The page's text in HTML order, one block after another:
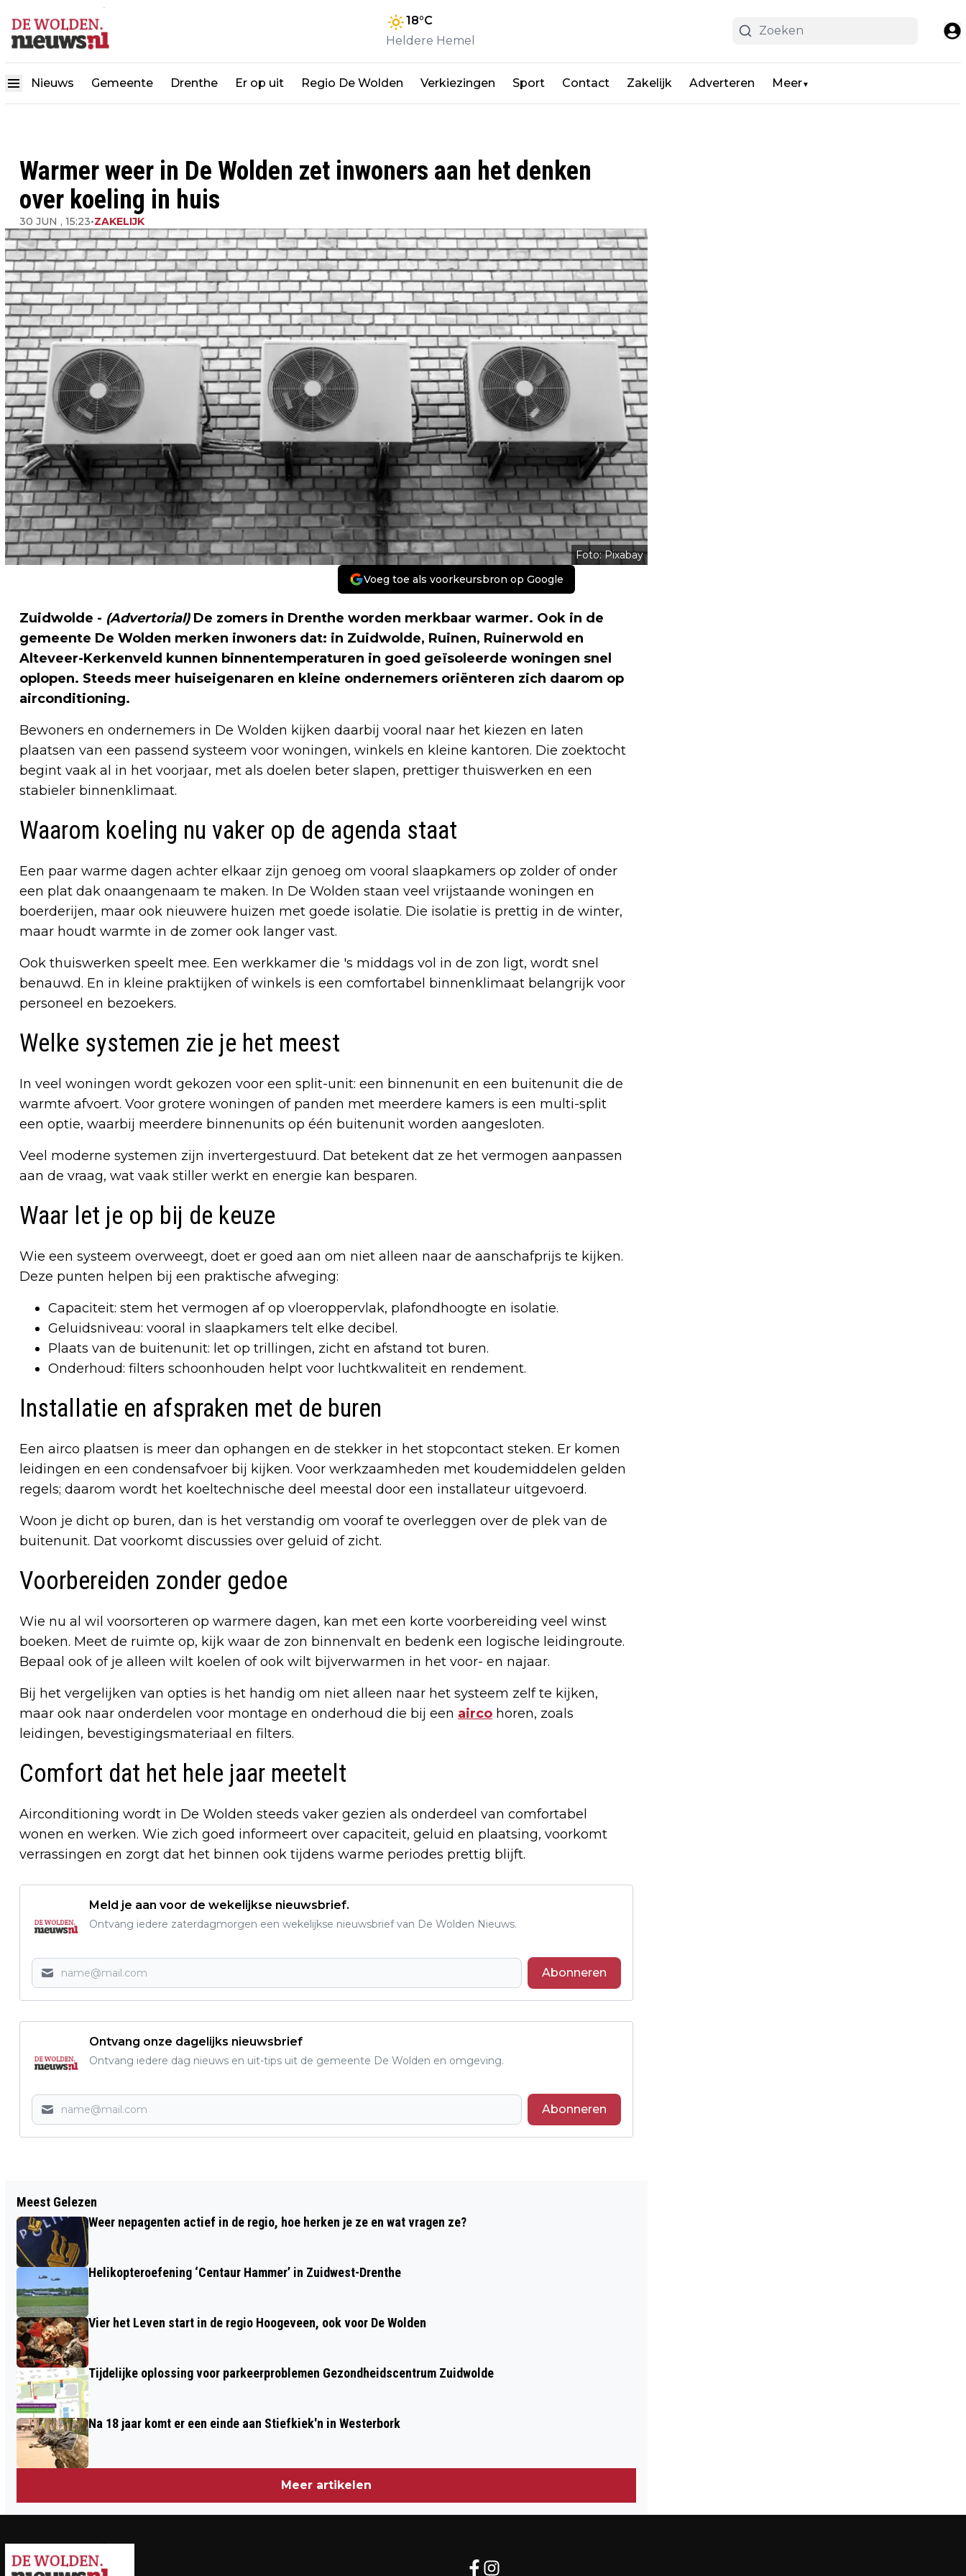
18°C
Heldere Hemel
Nieuws Gemeente Drenthe Er op uit Regio De Wolden Verkiezingen Sport Contact Zakelijk Adverteren Meer▼
Warmer weer in De Wolden zet inwoners aan het denken
over koeling in huis
30 JUN , 15:23•ZAKELIJK
Foto: Pixabay
Voeg toe als voorkeursbron op Google
Zuidwolde - (Advertorial)De zomers in Drenthe worden merkbaar warmer. Ook in de
gemeente De Wolden merken inwoners dat: in Zuidwolde, Ruinen, Ruinerwold en
Alteveer-Kerkenveld kunnen binnentemperaturen in goed geïsoleerde woningen snel
oplopen. Steeds meer huiseigenaren en kleine ondernemers oriënteren zich daarom op
airconditioning.
Bewoners en ondernemers in De Wolden kijken daarbij vooral naar het kiezen en laten
plaatsen van een passend systeem voor woningen, winkels en kleine kantoren. Die zoektocht
begint vaak al in het voorjaar, met als doelen beter slapen, prettiger thuiswerken en een
stabieler binnenklimaat.
Waarom koeling nu vaker op de agenda staat
Een paar warme dagen achter elkaar zijn genoeg om vooral slaapkamers op zolder of onder
een plat dak onaangenaam te maken. In De Wolden staan veel vrijstaande woningen en
boerderijen, maar ook nieuwere huizen met goede isolatie. Die isolatie is prettig in de winter,
maar houdt warmte in de zomer ook langer vast.
Ook thuiswerken speelt mee. Een werkkamer die 's middags vol in de zon ligt, wordt snel
benauwd. En in kleine praktijken of winkels is een comfortabel binnenklimaat belangrijk voor
personeel en bezoekers.
Welke systemen zie je het meest
In veel woningen wordt gekozen voor een split-unit: een binnenunit en een buitenunit die de
warmte afvoert. Voor grotere woningen of panden met meerdere kamers is een multi-split
een optie, waarbij meerdere binnenunits op één buitenunit worden aangesloten.
Veel moderne systemen zijn invertergestuurd. Dat betekent dat ze het vermogen aanpassen
aan de vraag, wat vaak stiller werkt en energie kan besparen.
Waar let je op bij de keuze
Wie een systeem overweegt, doet er goed aan om niet alleen naar de aanschafprijs te kijken.
Deze punten helpen bij een praktische afweging:
Capaciteit: stem het vermogen af op vloeroppervlak, plafondhoogte en isolatie.
Geluidsniveau: vooral in slaapkamers telt elke decibel.
Plaats van de buitenunit: let op trillingen, zicht en afstand tot buren.
Onderhoud: filters schoonhouden helpt voor luchtkwaliteit en rendement.
Installatie en afspraken met de buren
Een airco plaatsen is meer dan ophangen en de stekker in het stopcontact steken. Er komen
leidingen en een condensafvoer bij kijken. Voor werkzaamheden met koudemiddelen gelden
regels; daarom wordt het koeltechnische deel meestal door een installateur uitgevoerd.
Woon je dicht op buren, dan is het verstandig om vooraf te overleggen over de plek van de
buitenunit. Dat voorkomt discussies over geluid of zicht.
Voorbereiden zonder gedoe
Wie nu al wil voorsorteren op warmere dagen, kan met een korte voorbereiding veel winst
boeken. Meet de ruimte op, kijk waar de zon binnenvalt en bedenk een logische leidingroute.
Bepaal ook of je alleen wilt koelen of ook wilt bijverwarmen in het voor- en najaar.
Bij het vergelijken van opties is het handig om niet alleen naar het systeem zelf te kijken,
maar ook naar onderdelen voor montage en onderhoud die bij een airco horen, zoals
leidingen, bevestigingsmateriaal en filters.
Comfort dat het hele jaar meetelt
Airconditioning wordt in De Wolden steeds vaker gezien als onderdeel van comfortabel
wonen en werken. Wie zich goed informeert over capaciteit, geluid en plaatsing, voorkomt
verrassingen en zorgt dat het binnen ook tijdens warme periodes prettig blijft.
Meld je aan voor de wekelijkse nieuwsbrief.
Ontvang iedere zaterdagmorgen een wekelijkse nieuwsbrief van De Wolden Nieuws.
Abonneren
Ontvang onze dagelijks nieuwsbrief
Ontvang iedere dag nieuws en uit-tips uit de gemeente De Wolden en omgeving.
Abonneren
REGIONALE SUCCESSEN BIJ MTB
STREETRACE RUINERWOLD
DIGITALISERING MKB MET AANPAK
Meest Gelezen
Weer nepagenten actief in de regio, hoe herken je ze en wat vragen ze?
Helikopteroefening ‘Centaur Hammer’ in Zuidwest-Drenthe
Vier het Leven start in de regio Hoogeveen, ook voor De Wolden
Tijdelijke oplossing voor parkeerproblemen Gezondheidscentrum Zuidwolde
Na 18 jaar komt er een einde aan Stiefkiek'n in Westerbork
Meer artikelen